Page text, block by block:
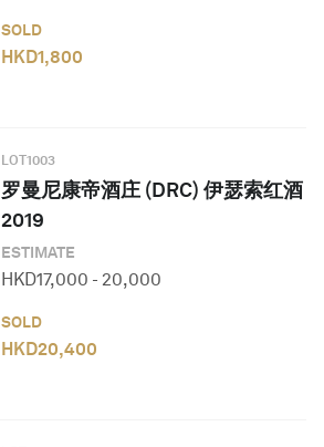
SOLD
HKD1,800
LOT1003
罗曼尼康帝酒庄 (DRC) 伊瑟索红酒
2019
ESTIMATE
HKD17,000 - 20,000
SOLD
HKD20,400